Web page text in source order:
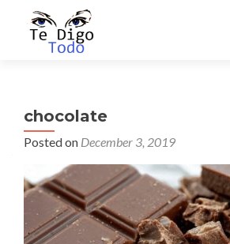
chocolate
Posted on December 3, 2019